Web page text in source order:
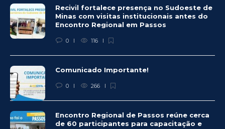
Recivil fortalece presença no Sudoeste de
Minas com visitas institucionais antes do
Encontro Regional em Passos
0 116
Comunicado Importante!
0 266
Encontro Regional de Passos reúne cerca
de 60 participantes para capacitação e